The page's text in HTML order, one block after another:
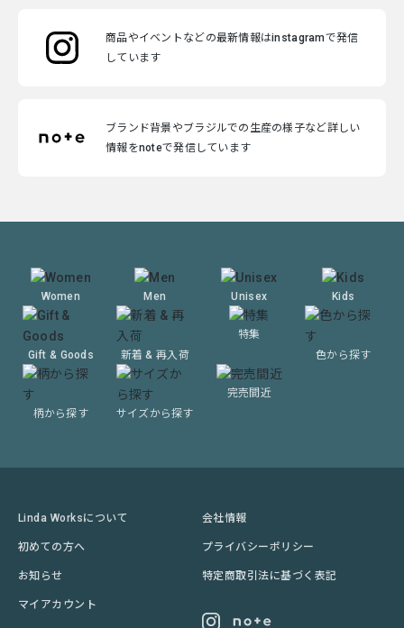
商品やイベントなどの最新情報はinstagramで発信
しています
ブランド背景やブラジルでの生産の様子など詳しい
情報をnoteで発信しています
Women Men Unisex Kids
Gift & Goods 新着 & 再入荷
特集
色から探す
柄から探す サイズから探す
完売間近
Linda Worksについて
初めての方へ
お知らせ
マイアカウント
会社情報
プライバシーポリシー
特定商取引法に基づく表記